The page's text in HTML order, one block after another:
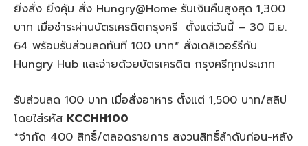
ยิ่งสั่ง ยิ่งคุ้ม สั่ง Hungry@Home รับเงินคืนสูงสุด 1,300
บาท เมื่อชำระผ่านบัตรเครดิตกรุงศรี ตั้งแต่วันนี้ – 30 มิ.ย.
64 พร้อมรับส่วนลดทันที 100 บาท* สั่งเดลิเวอร์รีกับ
Hungry Hub และจ่ายด้วยบัตรเครดิต กรุงศรีทุกประเภท
รับส่วนลด 100 บาท เมื่อสั่งอาหาร ตั้งแต่ 1,500 บาท/สลิป
โดยใส่รหัส KCCHH100
*จำกัด 400 สิทธิ์/ตลอดรายการ สงวนสิทธิ์ลำดับก่อน-หลัง